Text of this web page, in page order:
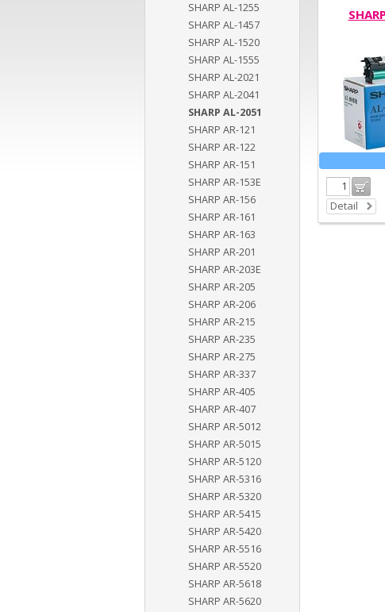
Detail
SHARP AL-1255
SHARP AL-1457
SHARP AL-1520
SHARP AL-1555
SHARP AL-2021
SHARP AL-2041
SHARP AL-2051
SHARP AR-121
SHARP AR-122
SHARP AR-151
SHARP AR-153E
SHARP AR-156
SHARP AR-161
SHARP AR-163
SHARP AR-201
SHARP AR-203E
SHARP AR-205
SHARP AR-206
SHARP AR-215
SHARP AR-235
SHARP AR-275
SHARP AR-337
SHARP AR-405
SHARP AR-407
SHARP AR-5012
SHARP AR-5015
SHARP AR-5120
SHARP AR-5316
SHARP AR-5320
SHARP AR-5415
SHARP AR-5420
SHARP AR-5516
SHARP AR-5520
SHARP AR-5618
SHARP AR-5620